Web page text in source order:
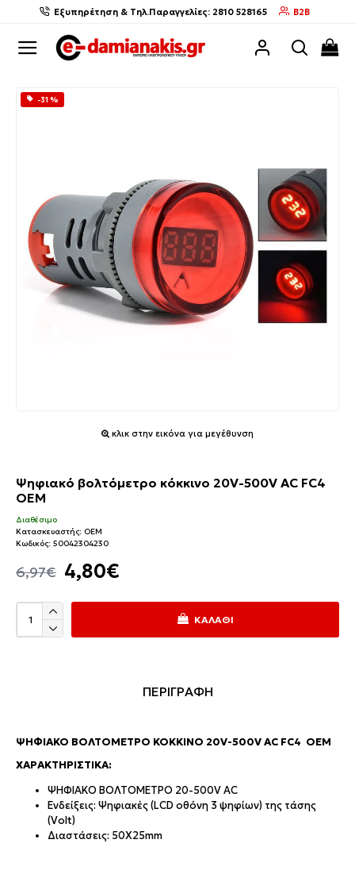
Εξυπηρέτηση & Τηλ.Παραγγελίες: 2810 528165 B2B
-31 %
κλικ στην εικόνα για μεγέθυνση
Ψηφιακό βολτόμετρο κόκκινο 20V-500V AC FC4
OEM
4,80€
6,97€
Διαθέσιμο
Κατασκευαστής: OEM
Κωδικός: 50042304230
ΚΑΛΆΘΙ
ΠΕΡΙΓΡΑΦΗ
ΨΗΦΙΑΚΌ ΒΟΛΤΌΜΕΤΡΟ ΚΌΚΚΙΝΟ 20V-500V AC FC4 OEM
ΧΑΡΑΚΤΗΡΙΣΤΙΚΑ:
ΨΗΦΙΑΚΟ ΒΟΛΤΟΜΕΤΡΟ 20-500V AC
Ενδείξεις: Ψηφιακές (LCD οθόνη 3 ψηφίων) της τάσης
(Volt)
Διαστάσεις: 50X25mm